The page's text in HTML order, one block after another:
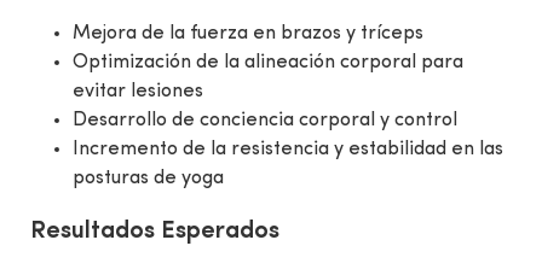
Mejora de la fuerza en brazos y tríceps
Optimización de la alineación corporal para
evitar lesiones
Desarrollo de conciencia corporal y control
Incremento de la resistencia y estabilidad en las
posturas de yoga
Resultados Esperados